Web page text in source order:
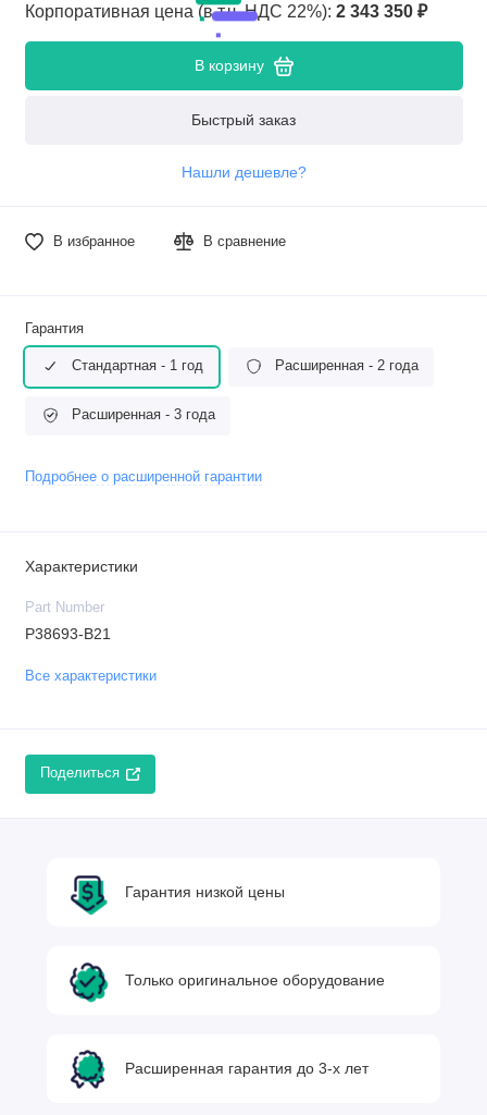
Корпоративная цена (в т.ч. НДС 22%): 2 343 350 ₽
В корзину
Быстрый заказ
Нашли дешевле?
В избранное В сравнение
Гарантия
Стандартная - 1 год Расширенная - 2 года
Расширенная - 3 года
Подробнее о расширенной гарантии
Характеристики
Part Number
P38693-B21
Все характеристики
Поделиться
Гарантия низкой цены
Только оригинальное оборудование
Расширенная гарантия до 3-х лет